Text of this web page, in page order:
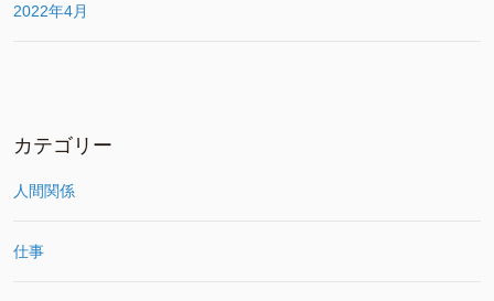
2022年4月
カテゴリー
人間関係
仕事